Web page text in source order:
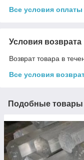
Все условия оплаты
Условия возврата
Возврат товара в
Все условия
Подобные товары